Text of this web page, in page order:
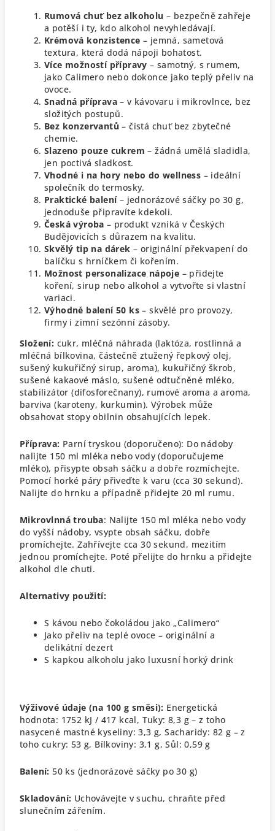
Rumová chuť bez alkoholu – bezpečně zahřeje
a potěší i ty, kdo alkohol nevyhledávají.
Krémová konzistence – jemná, sametová
textura, která dodá nápoji bohatost.
Více možností přípravy – samotný, s rumem,
jako Calimero nebo dokonce jako teplý přeliv na
ovoce.
Snadná příprava – v kávovaru i mikrovlnce, bez
složitých postupů.
Bez konzervantů – čistá chuť bez zbytečné
chemie.
Slazeno pouze cukrem – žádná umělá sladidla,
jen poctivá sladkost.
Vhodné i na hory nebo do wellness – ideální
společník do termosky.
Praktické balení– jednorázové sáčky po 30 g,
jednoduše připravíte kdekoli.
Česká výroba – produkt vzniká v Českých
Budějovicích s důrazem na kvalitu.
Skvělý tip na dárek – originální překvapení do
balíčku s hrníčkem či kořením.
Možnost personalizace nápoje – přidejte
koření, sirup nebo alkohol a vytvořte si vlastní
variaci.
Výhodné balení 50 ks – skvělé pro provozy,
firmy i zimní sezónní zásoby.
Složení: cukr, mléčná náhrada (laktóza, rostlinná a
mléčná bílkovina, částečně ztužený řepkový olej,
sušený kukuřičný sirup, aroma), kukuřičný škrob,
sušené kakaové máslo, sušené odtučněné mléko,
stabilizátor (difosforečnany), rumové aroma a aroma,
barviva (karoteny, kurkumin). Výrobek může
obsahovat stopy obilnin obsahujících lepek.
Příprava: Parní tryskou (doporučeno): Do nádoby
nalijte 150 ml mléka nebo vody (doporučujeme
mléko), přisypte obsah sáčku a dobře rozmíchejte.
Pomocí horké páry přiveďte k varu (cca 30 sekund).
Nalijte do hrnku a případně přidejte 20 ml rumu.
Mikrovlnná trouba: Nalijte 150 ml mléka nebo vody
do vyšší nádoby, vsypte obsah sáčku, dobře
promíchejte. Zahřívejte cca 30 sekund, mezitím
jednou promíchejte. Poté přelijte do hrnku a přidejte
alkohol dle chuti.
Alternativy použití:
S kávou nebo čokoládou jako „Calimero“
Jako přeliv na teplé ovoce – originální a
delikátní dezert
S kapkou alkoholu jako luxusní horký drink
Výživové údaje (na 100 g směsi): Energetická
hodnota: 1752 kJ / 417 kcal, Tuky: 8,3 g – z toho
nasycené mastné kyseliny: 3,3 g,Sacharidy: 82 g – z
toho cukry: 53 g, Bílkoviny: 3,1 g,Sůl: 0,59 g
Balení: 50 ks (jednorázové sáčky po 30 g)
Skladování: Uchovávejte v suchu, chraňte před
slunečním zářením.